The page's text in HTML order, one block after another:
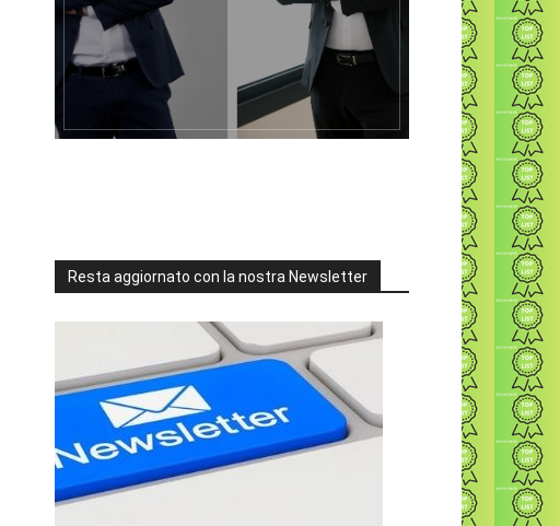
Resta aggiornato con la nostra Newsletter